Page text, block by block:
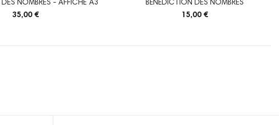
NOMBRES - AFFICHE A3
35,00 €
BÉNÉDICTION DES NOMBRES
15,00 €